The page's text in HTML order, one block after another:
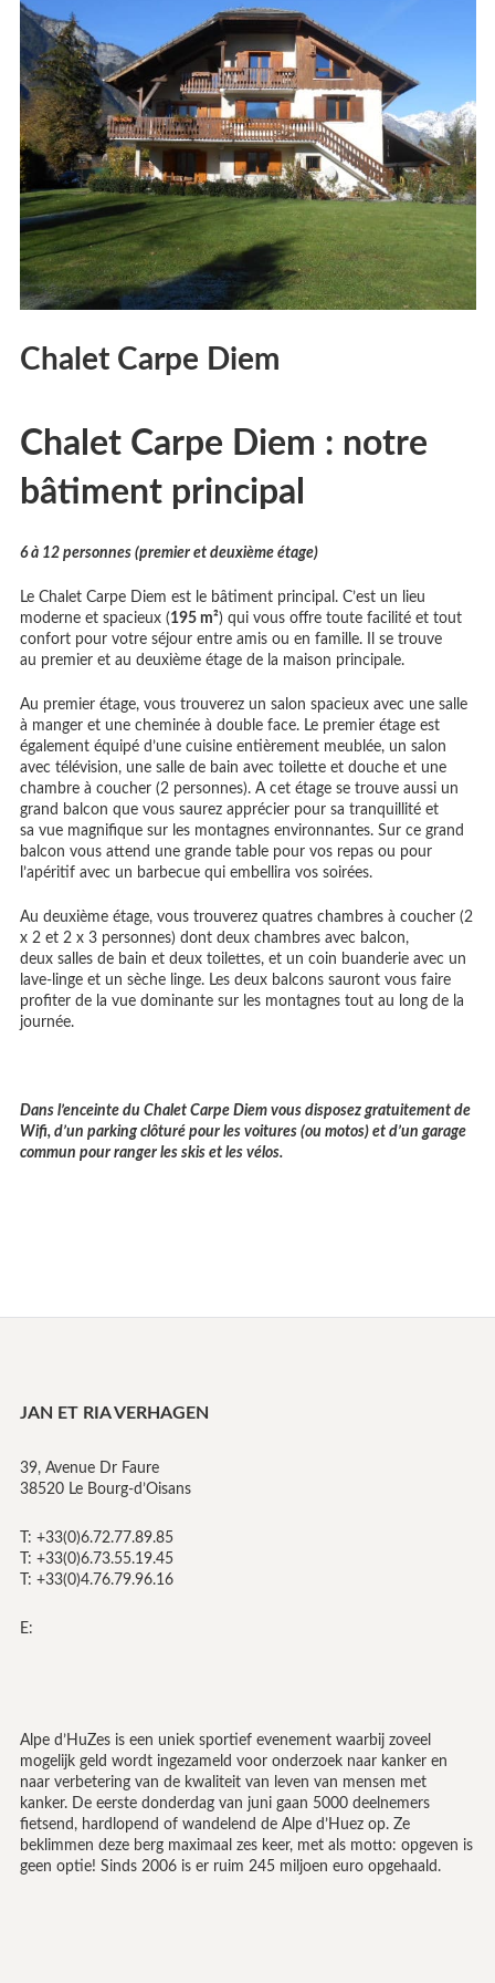
Chalet Carpe Diem
Chalet Carpe Diem : notre
bâtiment principal
6 à 12 personnes (premier et deuxième étage)
Le Chalet Carpe Diem est le bâtiment principal. C’est un lieu
moderne et spacieux (195 m²) qui vous offre toute facilité et tout
confort pour votre séjour entre amis ou en famille. Il se trouve
au premier et au deuxième étage de la maison principale.
Au premier étage, vous trouverez un salon spacieux avec une salle
à manger et une cheminée à double face. Le premier étage est
également équipé d’une cuisine entièrement meublée, un salon
avec télévision, une salle de bain avec toilette et douche et une
chambre à coucher (2 personnes). A cet étage se trouve aussi un
grand balcon que vous saurez apprécier pour sa tranquillité et
sa vue magnifique sur les montagnes environnantes. Sur ce grand
balcon vous attend une grande table pour vos repas ou pour
l’apéritif avec un barbecue qui embellira vos soirées.
Au deuxième étage, vous trouverez quatres chambres à coucher (2
x 2 et 2 x 3 personnes) dont deux chambres avec balcon,
deux salles de bain et deux toilettes, et un coin buanderie avec un
lave-linge et un sèche linge. Les deux balcons sauront vous faire
profiter de la vue dominante sur les montagnes tout au long de la
journée.
Dans l’enceinte du Chalet Carpe Diem vous disposez gratuitement de
Wifi, d’un parking clôturé pour les voitures (ou motos) et d’un garage
commun pour ranger les skis et les vélos.
JAN ET RIA VERHAGEN
39, Avenue Dr Faure
38520 Le Bourg-d’Oisans
T: +33(0)6.72.77.89.85
T: +33(0)6.73.55.19.45
T: +33(0)4.76.79.96.16
E:
Alpe d’HuZes is een uniek sportief evenement waarbij zoveel
mogelijk geld wordt ingezameld voor onderzoek naar kanker en
naar verbetering van de kwaliteit van leven van mensen met
kanker. De eerste donderdag van juni gaan 5000 deelnemers
fietsend, hardlopend of wandelend de Alpe d’Huez op. Ze
beklimmen deze berg maximaal zes keer, met als motto: opgeven is
geen optie! Sinds 2006 is er ruim 245 miljoen euro opgehaald.